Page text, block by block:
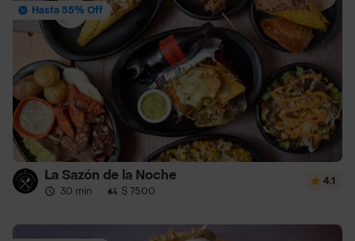
Hasta 55% Off
La Sazón de la Noche
30 min · $ 7500
4.1